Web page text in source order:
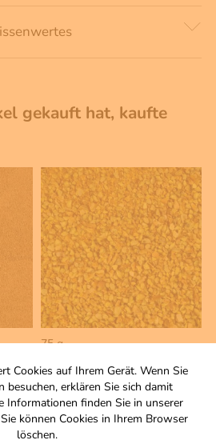
Cookies auf Ihrem Gerät. Wenn Sie
besuchen, erklären Sie sich damit
Informationen finden Sie in unserer
können Cookies in Ihrem Browser
löschen.
gekauft hat, kaufte
75 g
Gewürzzubereitung
aromatisiert
Zutaten
4,50 €